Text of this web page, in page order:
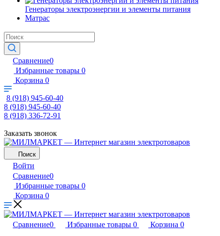
Генераторы электроэнергии и элементы питания
Матрас
Сравнение0
Избранные товары 0
Корзина 0
8 (918) 945-60-40
8 (918) 945-60-40
8 (918) 336-72-91
Заказать звонок
Поиск
Войти
Сравнение0
Избранные товары 0
Корзина 0
Сравнение0 Избранные товары 0 Корзина 0